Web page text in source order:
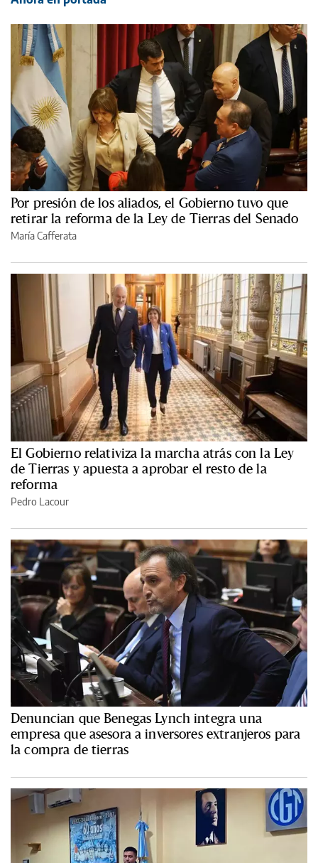
Por presión de los aliados, el Gobierno tuvo que
retirar la reforma de la Ley de Tierras del Senado
María Cafferata
El Gobierno relativiza la marcha atrás con la Ley
de Tierras y apuesta a aprobar el resto de la
reforma
Pedro Lacour
Denuncian que Benegas Lynch integra una
empresa que asesora a inversores extranjeros para
la compra de tierras